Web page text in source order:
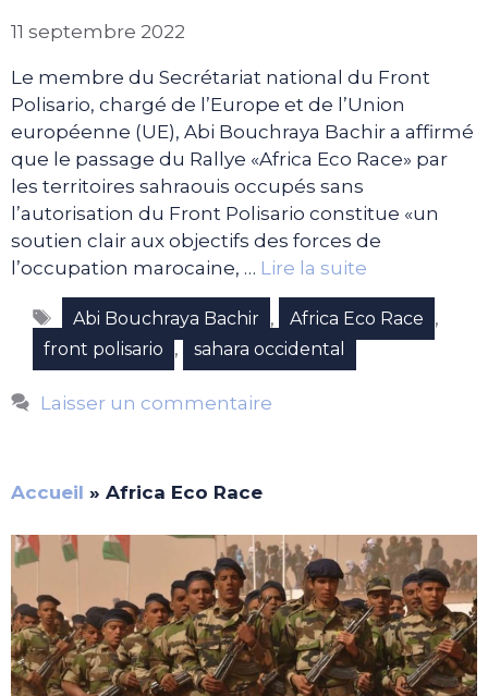
11 septembre 2022
Le membre du Secrétariat national du Front
Polisario, chargé de l’Europe et de l’Union
européenne (UE), Abi Bouchraya Bachir a affirmé
que le passage du Rallye «Africa Eco Race» par
les territoires sahraouis occupés sans
l’autorisation du Front Polisario constitue «un
soutien clair aux objectifs des forces de
l’occupation marocaine, … Lire la suite
Étiquettes
Abi Bouchraya Bachir , Africa Eco Race ,
front polisario , sahara occidental
Laisser un commentaire
Accueil » Africa Eco Race